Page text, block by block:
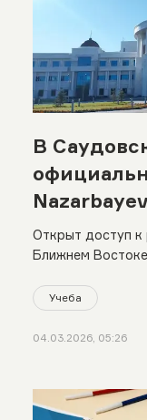
В
Открыт доступ к
Ближнем
Учеба
04.03.2026, 05:26